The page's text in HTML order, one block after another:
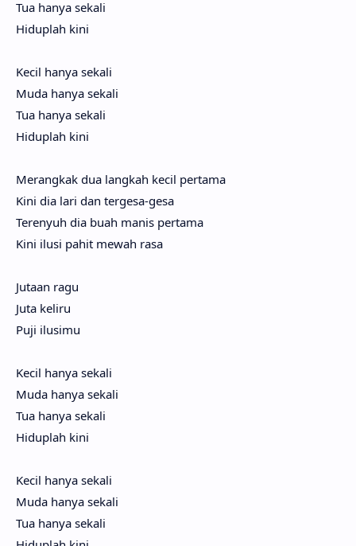
Tua hanya seka­li
Hidup­lah kini
Kecil hanya seka­li
Muda hanya seka­li
Tua hanya seka­li
Hidup­lah kini
Merang­kak dua lang­kah kecil perta­ma
Kini dia lari dan terge­sa-gesa
Tere­nyuh dia buah manis perta­ma
Kini ilusi pahit mewah rasa
Juta­an ragu
Juta keli­ru
Puji ilusi­mu
Kecil hanya seka­li
Muda hanya seka­li
Tua hanya seka­li
Hidup­lah kini
Kecil hanya seka­li
Muda hanya seka­li
Tua hanya seka­li